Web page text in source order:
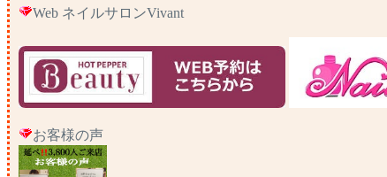
Web ネイルサロンVivant
お客様の声